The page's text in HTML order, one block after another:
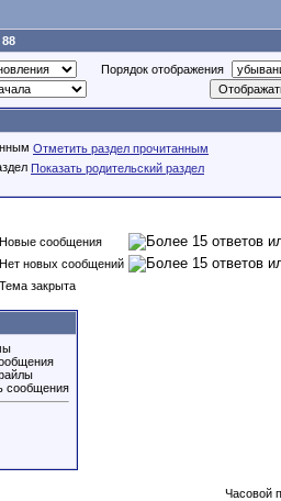
Порядок отображения
Отметить раздел прочитанным
Показать родительский раздел
Новые сообщения
Нет новых сообщений
Тема закрыта
сообщения
Часовой